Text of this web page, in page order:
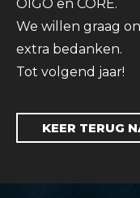
OIGO en CORE.
We willen graag
extra bedanken.
Tot volgend jaar!
KEER TERUG